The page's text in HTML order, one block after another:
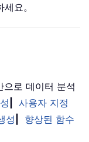
요。
으로 데이터 분석
사용자 지정
성
향상된 함수